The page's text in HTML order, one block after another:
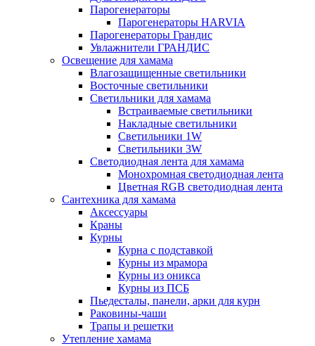
Парогенераторы
Парогенераторы HARVIA
Парогенераторы Грандис
Увлажнители ГРАНДИС
Освещение для хамама
Влагозащищенные светильники
Восточные светильники
Светильники для хамама
Встраиваемые светильники
Накладные светильники
Светильники 1W
Светильники 3W
Светодиодная лента для хамама
Монохромная светодиодная лента
Цветная RGB светодиодная лента
Сантехника для хамама
Аксессуары
Краны
Курны
Курна с подставкой
Курны из мрамора
Курны из оникса
Курны из ПСБ
Пьедесталы, панели, арки для курн
Раковины-чаши
Трапы и решетки
Утепление хамама